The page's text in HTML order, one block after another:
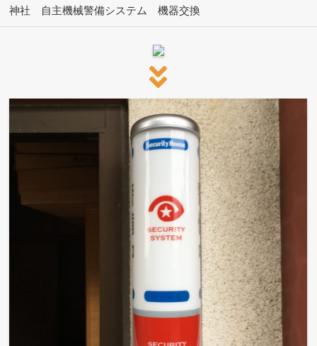
神社 自主機械警備システム 機器交換